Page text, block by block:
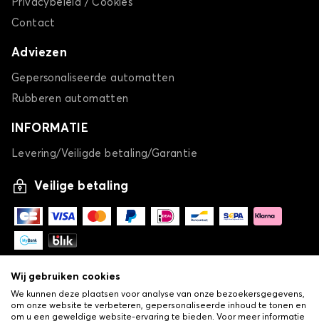
Privacybeleid / Cookies
Contact
Adviezen
Gepersonaliseerde automatten
Rubberen automatten
INFORMATIE
Levering/Veiligde betaling/Garantie
Veilige betaling
Wij gebruiken cookies
We kunnen deze plaatsen voor analyse van onze bezoekersgegevens,
om onze website te verbeteren, gepersonaliseerde inhoud te tonen en
om u een geweldige website-ervaring te bieden. Voor meer informatie